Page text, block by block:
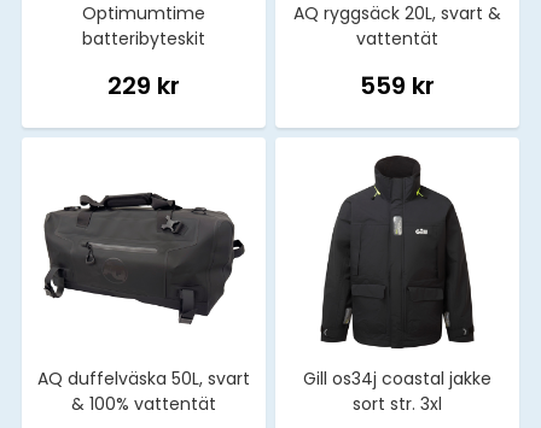
Optimumtime
batteribyteskit
229 kr
AQ ryggsäck 20L, svart &
vattentät
559 kr
AQ duffelväska 50L, svart
& 100% vattentät
Gill os34j coastal jakke
sort str. 3xl